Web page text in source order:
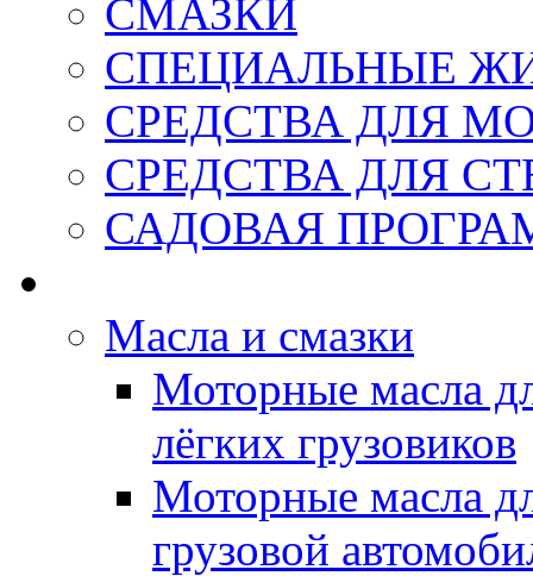
СМАЗКИ
СПЕЦИАЛЬНЫЕ
СРЕДСТВА ДЛЯ
СРЕДСТВА ДЛЯ
САДОВАЯ
Масла и смазки
Моторные масла
лёгких грузовиков
Моторные масла
грузовой